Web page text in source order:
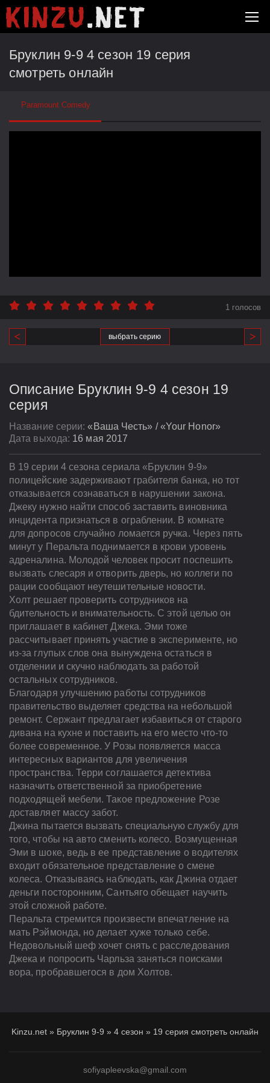
Бруклин 9-9 4 сезон 19 серия
смотреть онлайн
Paramount Comedy
1 голосов
выбрать серию
Описание Бруклин 9-9 4 сезон 19
серия
Название серии:«Ваша Честь» / «Your Honor»
Дата выхода: 16 мая 2017
В 19 серии 4 сезона сериала «Бруклин 9-9»
полицейские задерживают грабителя банка, но тот
отказывается сознаваться в нарушении закона.
Джеку нужно найти способ заставить виновника
инцидента признаться в ограблении. В комнате
для допросов случайно ломается ручка. Через пять
минут у Перальта поднимается в крови уровень
адреналина. Молодой человек просит поспешить
вызвать слесаря и отворить дверь, но коллеги по
рации сообщают неутешительные новости.
Холт решает проверить сотрудников на
бдительность и внимательность. С этой целью он
приглашает в кабинет Джека. Эми тоже
рассчитывает принять участие в эксперименте, но
из-за глупых слов она вынуждена остаться в
отделении и скучно наблюдать за работой
остальных сотрудников.
Благодаря улучшению работы сотрудников
правительство выделяет средства на небольшой
ремонт. Сержант предлагает избавиться от старого
дивана на кухне и поставить на его место что-то
более современное. У Розы появляется масса
интересных вариантов для увеличения
пространства. Терри соглашается детектива
назначить ответственной за приобретение
подходящей мебели. Такое предложение Розе
доставляет массу забот.
Джина пытается вызвать специальную службу для
того, чтобы на авто сменить колесо. Возмущенная
Эми в шоке, ведь в ее представление о водителях
входит обязательное представление о смене
колеса. Отказываясь наблюдать, как Джина отдает
деньги посторонним, Сантьяго обещает научить
этой сложной работе.
Перальта стремится произвести впечатление на
мать Рэймонда, но делает хуже только себе.
Недовольный шеф хочет снять с расследования
Джека и попросить Чарльза заняться поисками
вора, пробравшегося в дом Холтов.
Kinzu.net » Бруклин 9-9 » 4 сезон » 19 серия смотреть онлайн
sofiyapleevska@gmail.com